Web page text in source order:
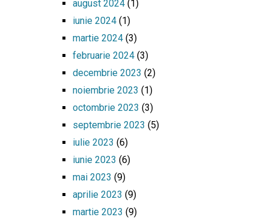
august 2024(1)
iunie 2024(1)
martie 2024(3)
februarie 2024(3)
decembrie 2023 (2)
noiembrie 2023 (1)
octombrie 2023 (3)
septembrie 2023 (5)
iulie 2023 (6)
iunie 2023 (6)
mai 2023 (9)
aprilie 2023 (9)
martie 2023 (9)